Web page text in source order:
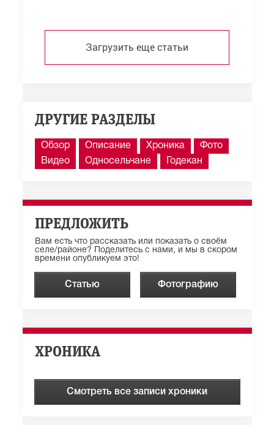
Загрузить еще статьи
ДРУГИЕ РАЗДЕЛЫ
Обзор Описание Хроника
Фото
Видео
Односельчане Годекан
ПРЕДЛОЖИТЬ
Вам есть что рассказать или показать о своём
селе/районе? Поделитесь с нами, и мы в скором
времени опубликуем это!
Статью Фотографию
ХРОНИКА
Смотреть все записи хроники